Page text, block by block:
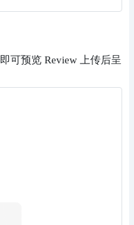
即可预览 Review 上传后呈